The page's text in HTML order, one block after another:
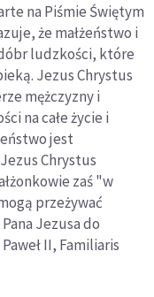
na Piśmie Świętym
że małżeństwo i
ludzkości, które
Jezus Chrystus
mężczyzny i
na całe życie i
jest
Chrystus
zaś "w
przeżywać
Jezusa do
II, Familiaris